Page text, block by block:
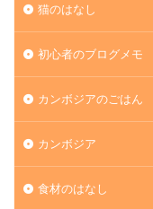
猫のはなし
初心者のブログメモ
カンボジアのごはん
カンボジア
食材のはなし